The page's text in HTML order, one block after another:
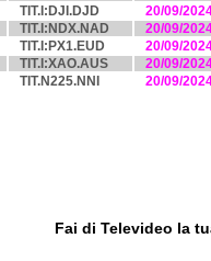
TIT.I:DJI.DJD
20/09/
TIT.I:NDX.NAD
20/09/
TIT.I:PX1.EUD
20/09/
TIT.I:XAO.AUS
20/09/
TIT.N225.NNI 20/09/
Fai di Televideo la